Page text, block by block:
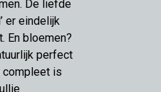
De liefde
er eindelijk
En bloemen?
perfect
compleet is